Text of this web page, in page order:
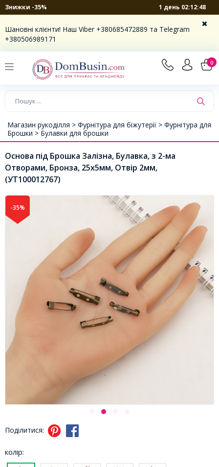
Знижки -35% 1 день 02:12:48
Шановні клієнти! Наш Viber +380685472889 та Telegram
+380506989171
0
Магазин рукоділля > Фурнітура для біжутерії > Фурнітура для
Брошки > Булавки для брошки
Основа під Брошка Залізна, Булавка, з 2-ма
Отворами, Бронза, 25х5мм, Отвір 2мм,
(УТ100012767)
-35%
Поділитися:
колір: